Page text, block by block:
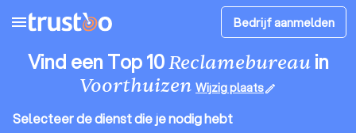
menu Bedrijf aanmelden
Vind een Top 10Reclamebureauin
Voorthuizen Wijzig plaatsedit
Selecteer de dienst die je nodig hebt